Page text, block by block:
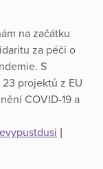
na začátku
za péči o
S
projektů z EU
COVID-19 a